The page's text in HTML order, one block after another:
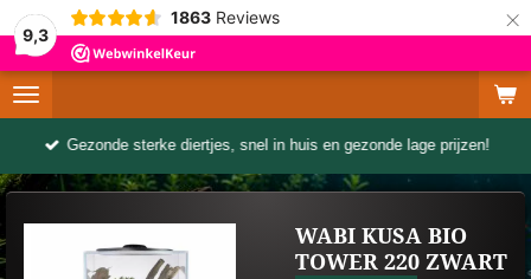
9,3
1863 Reviews ×
Gezonde sterke diertjes, snel in huis en gezonde lage prijzen!
WABI KUSA BIO
TOWER 220 ZWART